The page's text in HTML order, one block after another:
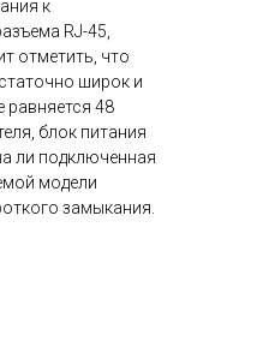
к
RJ-45,
отметить, что
широк и
равняется 48
блок питания
ли подключенная
модели
замыкания.